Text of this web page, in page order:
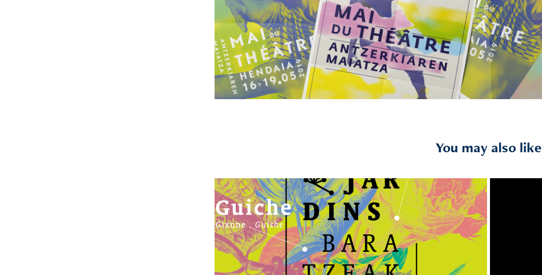
You may also like
2025
Baratzeak . Jardins . Casaus